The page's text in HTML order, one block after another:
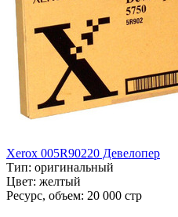
Xerox 005R90220 Девелопер
Тип: оригинальный
Цвет: желтый
Ресурс, объем: 20 000 стр